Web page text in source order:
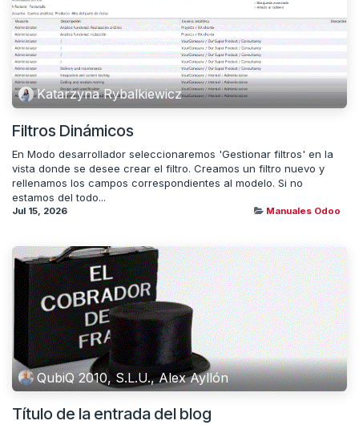
Katarzyna Rybalkiewicz
Filtros Dinámicos
En Modo desarrollador seleccionaremos 'Gestionar filtros' en la
vista donde se desee crear el filtro. Creamos un filtro nuevo y
rellenamos los campos correspondientes al modelo. Si no
estamos del todo...
Jul 15, 2026 Manuales Odoo
QubiQ 2010, S.L.U., Alex Ayllón
Título de la entrada del blog